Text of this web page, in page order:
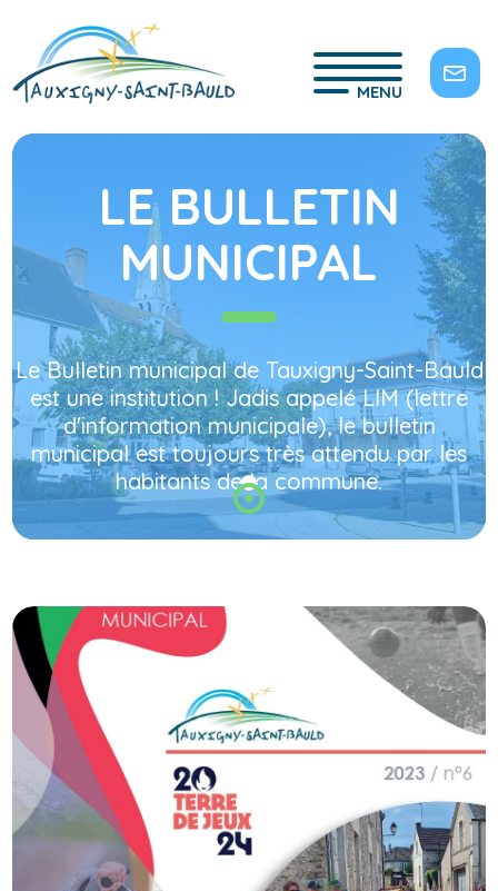
MENU
LE BULLETIN
MUNICIPAL
Le Bulletin municipal de Tauxigny-Saint-Bauld
est une institution ! Jadis appelé LIM (lettre
d'information municipale), le bulletin
municipal est toujours très attendu par les
habitants de la commune.